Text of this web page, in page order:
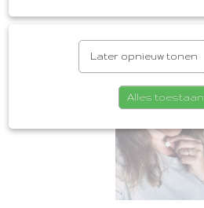
Later opnieuw tonen
Alles toestaan